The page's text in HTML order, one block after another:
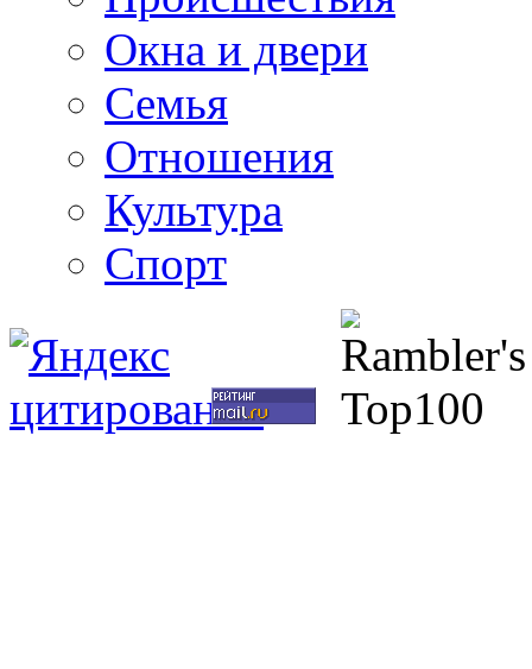
Окна и двери
Семья
Отношения
Культура
Спорт